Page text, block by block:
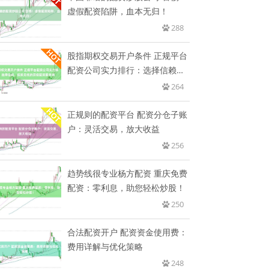
虚假配资陷阱，血本无归！
288
股指期权交易开户条件 正规平台
配资公司实力排行：选择信赖，
264
正规则的配资平台 配资分仓子账
户：灵活交易，放大收益
256
趋势线很专业杨方配资 重庆免费
配资：零利息，助您轻松炒股！
250
合法配资开户 配资资金使用费：
费用详解与优化策略
248